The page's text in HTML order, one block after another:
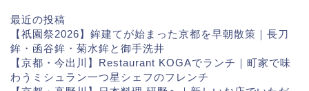
最近の投稿
【祇園祭2026】鉾建てが始まった京都を早朝散策｜長刀
鉾・函谷鉾・菊水鉾と御手洗井
【京都・今出川】Restaurant KOGAでランチ｜町家で味
わうミシュラン一つ星シェフのフレンチ